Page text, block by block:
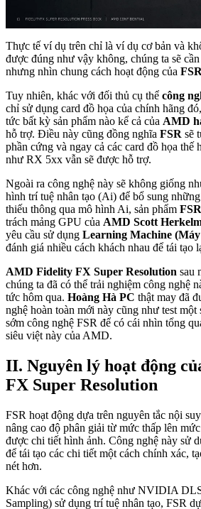
Thực tế ví dụ trên chỉ là ví dụ cơ bản và
được đúng như vậy không, chúng ta sẽ
nhưng nhìn chung cách hoạt động của FSR
Tuy nhiên, khác với đối thủ cụ thể công
chỉ sử dụng card đồ họa của chính hãng
tức bất kỳ sản phẩm nào kể cả của AMD
hỗ trợ. Điều này cũng đồng nghĩa FSR sẽ
phần cứng và ngay cả các card đồ họa thế
như RX 5xx vẫn sẽ được hỗ trợ.
Ngoài ra công nghệ này sẽ không giống
hình trí tuệ nhân tạo (Ai) để bổ sung
thiếu thông qua mô hình Ai, sản phẩm FSR
trách mảng GPU của AMD Scott
yêu cầu sử dụng Learning Machine
đánh giá nhiều cách khách nhau để tái tạo
AMD Fidelity FX Super Resolution sau
chúng ta đã có thể trải nghiệm công nghệ
tức hôm qua. Hoàng Hà PC thật may đã
nghệ hoàn toàn mới này cũng như test
sớm công nghệ FSR để có cái nhìn tổng
siêu việt này của AMD.
II. Nguyên lý hoạt động
FX Super Resolution
FSR hoạt động dựa trên nguyên tắc nội
nâng cao độ phân giải từ mức thấp lên
được chi tiết hình ảnh. Công nghệ này sử
để tái tạo các chi tiết một cách chính xác,
nét hơn.
Khác với các công nghệ như NVIDIA
Sampling) sử dụng trí tuệ nhân tạo, FSR